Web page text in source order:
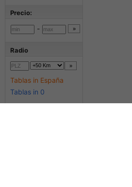
Precio:
-
Radio
Tablas in España
Tablas in 0
Mobile